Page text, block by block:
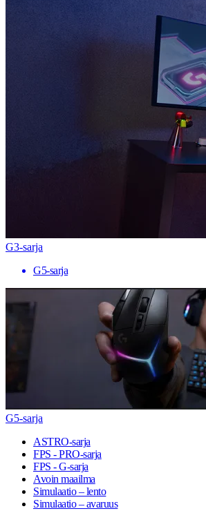
G3-sarja
G5-sarja
G5-sarja
ASTRO-sarja
FPS - PRO-sarja
FPS - G-sarja
Avoin maailma
Simulaatio – lento
Simulaatio – avaruus